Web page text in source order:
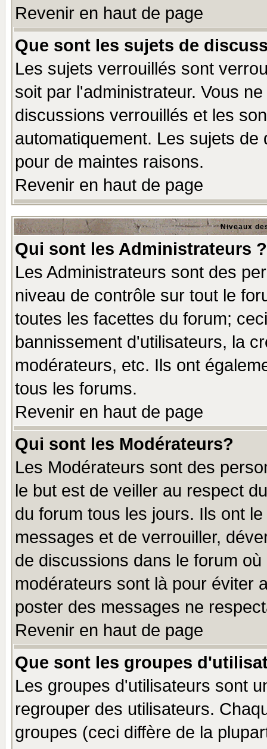
Revenir en haut de page
Que sont les sujets de
Les sujets verrouillés sont
soit par l'administrateur. Vous
discussions verrouillés et les
automatiquement. Les sujets
pour de maintes raisons.
Revenir en haut de page
Niveaux
Qui sont les Administrateurs ?
Les Administrateurs sont des
niveau de contrôle sur tout le
toutes les facettes du forum;
bannissement d'utilisateurs, la
modérateurs, etc. Ils ont
tous les forums.
Revenir en haut de page
Qui sont les Modérateurs?
Les Modérateurs sont des
le but est de veiller au respect
du forum tous les jours. Ils ont
messages et de verrouiller,
de discussions dans le forum
modérateurs sont là pour éviter
poster des messages ne
Revenir en haut de page
Que sont les groupes
Les groupes d'utilisateurs sont
regrouper des utilisateurs.
groupes (ceci diffère de la